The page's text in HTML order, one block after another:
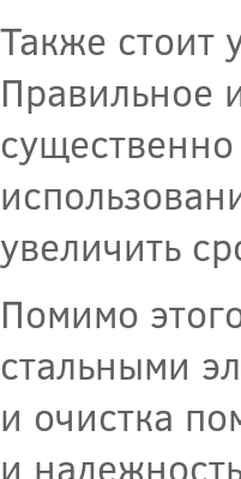
Также стоит
Правильное
увеличить
Помимо
стальными
и очистка
и